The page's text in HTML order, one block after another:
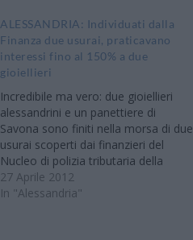
ALESSANDRIA: Individuati dalla
Finanza due usurai, praticavano
interessi fino al 150% a due
gioiellieri
Incredibile ma vero: due gioiellieri
alessandrini e un panettiere di
Savona sono finiti nella morsa di due
usurai scoperti dai finanzieri del
Nucleo di polizia tributaria della
Guardia di Finanza di Alessandria,
che a conclusione di una delicata
27 Aprile 2012
In "Alessandria"